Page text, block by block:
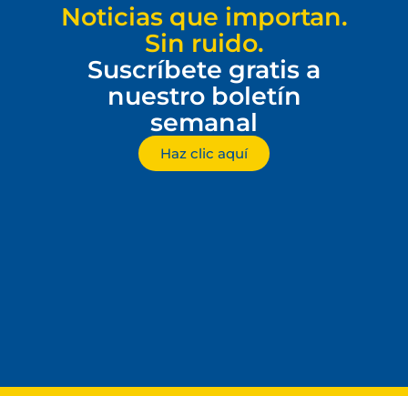
Noticias que importan.
Sin ruido.
Suscríbete gratis a
nuestro boletín
semanal
Haz clic aquí